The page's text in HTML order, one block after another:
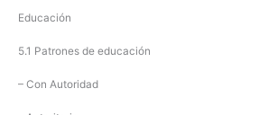
Educación
5.1 Patrones de educación
– Con Autoridad